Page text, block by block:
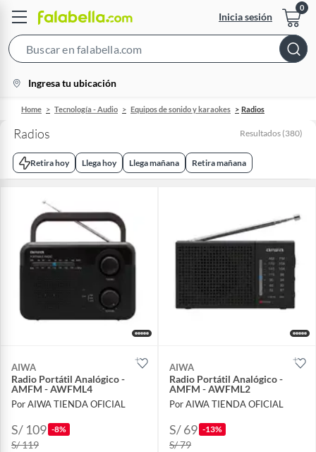
Inicia sesión
Bar
location-
icon
Ingresa tu ubicación
Home Tecnología - Audio Equipos de sonido y karaokes Radios
Radios Resultados (380)
Retira hoy Llega hoy Llega mañana Retira mañana
AIWA
Radio Portátil Analógico -
AMFM - AWFML4
Por AIWA TIENDA OFICIAL
S/ 109 -8%
S/ 119
AIWA
Radio Portátil Analógico -
AMFM - AWFML2
Por AIWA TIENDA OFICIAL
S/ 69 -13%
S/ 79